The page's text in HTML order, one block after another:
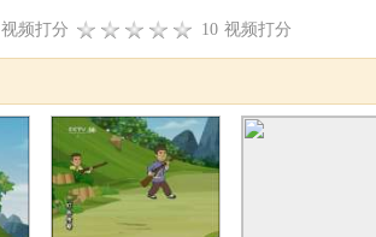
视频打分 10 视频打分